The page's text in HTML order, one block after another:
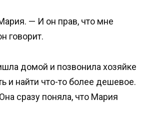
— И он прав, что мне
говорит.
домой и позвонила хозяйке
и найти что-то более дешевое.
сразу поняла, что Мария